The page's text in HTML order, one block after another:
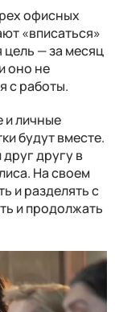
офисных
«вписаться»
— за месяц
оно не
с работы.
и личные
будут вместе.
другу в
На своем
и разделять с
и продолжать